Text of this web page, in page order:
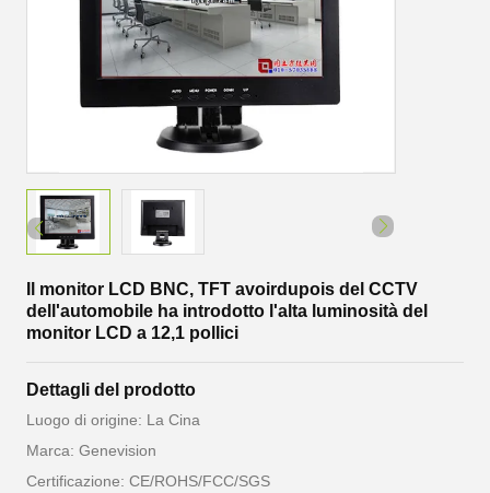
Il monitor LCD BNC, TFT avoirdupois del CCTV
dell'automobile ha introdotto l'alta luminosità del
monitor LCD a 12,1 pollici
Dettagli del prodotto
Luogo di origine: La Cina
Marca: Genevision
Certificazione: CE/ROHS/FCC/SGS